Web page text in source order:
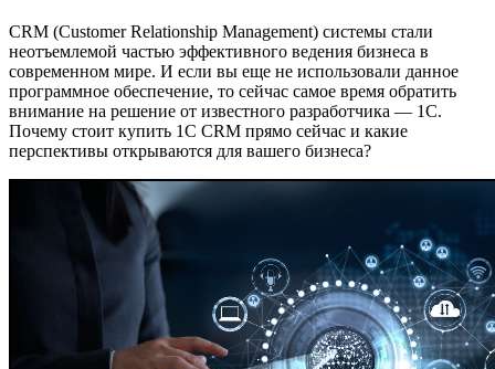
CRM (Customer Relationship Management) системы стали
неотъемлемой частью эффективного ведения бизнеса в
современном мире. И если вы еще не использовали данное
программное обеспечение, то сейчас самое время обратить
внимание на решение от известного разработчика — 1С.
Почему стоит купить 1С CRM прямо сейчас и какие
перспективы открываются для вашего бизнеса?